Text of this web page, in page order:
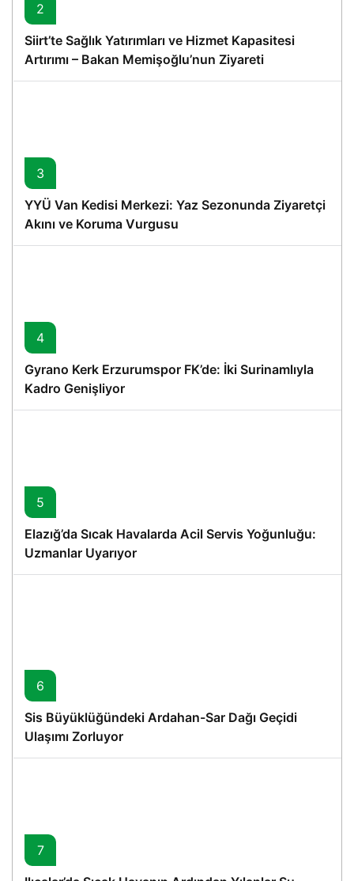
2
Siirt’te Sağlık Yatırımları ve Hizmet Kapasitesi
Artırımı – Bakan Memişoğlu’nun Ziyareti
3
YYÜ Van Kedisi Merkezi: Yaz Sezonunda Ziyaretçi
Akını ve Koruma Vurgusu
4
Gyrano Kerk Erzurumspor FK’de: İki Surinamlıyla
Kadro Genişliyor
5
Elazığ’da Sıcak Havalarda Acil Servis Yoğunluğu:
Uzmanlar Uyarıyor
6
Sis Büyüklüğündeki Ardahan-Sar Dağı Geçidi
Ulaşımı Zorluyor
7